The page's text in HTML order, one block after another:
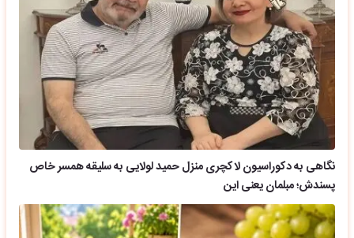
نگاهی به دکوراسیون لاکچری منزل حمید لولایی به سلیقه همسر خاص
پسندش؛ مبلمان یعنی این